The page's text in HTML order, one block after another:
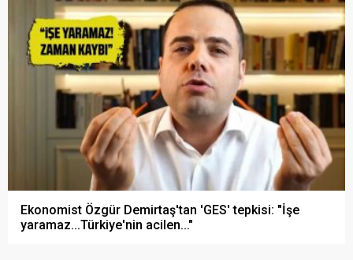
Ekonomist Özgür Demirtaş'tan 'GES' tepkisi: "İşe
yaramaz...Türkiye'nin acilen..."